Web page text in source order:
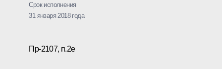
Срок исполнения
31 января 2018 года
Пр-2107, п.2е